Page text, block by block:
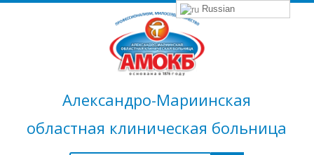
Александро-Мариинская
областная клиническая больница
Russian